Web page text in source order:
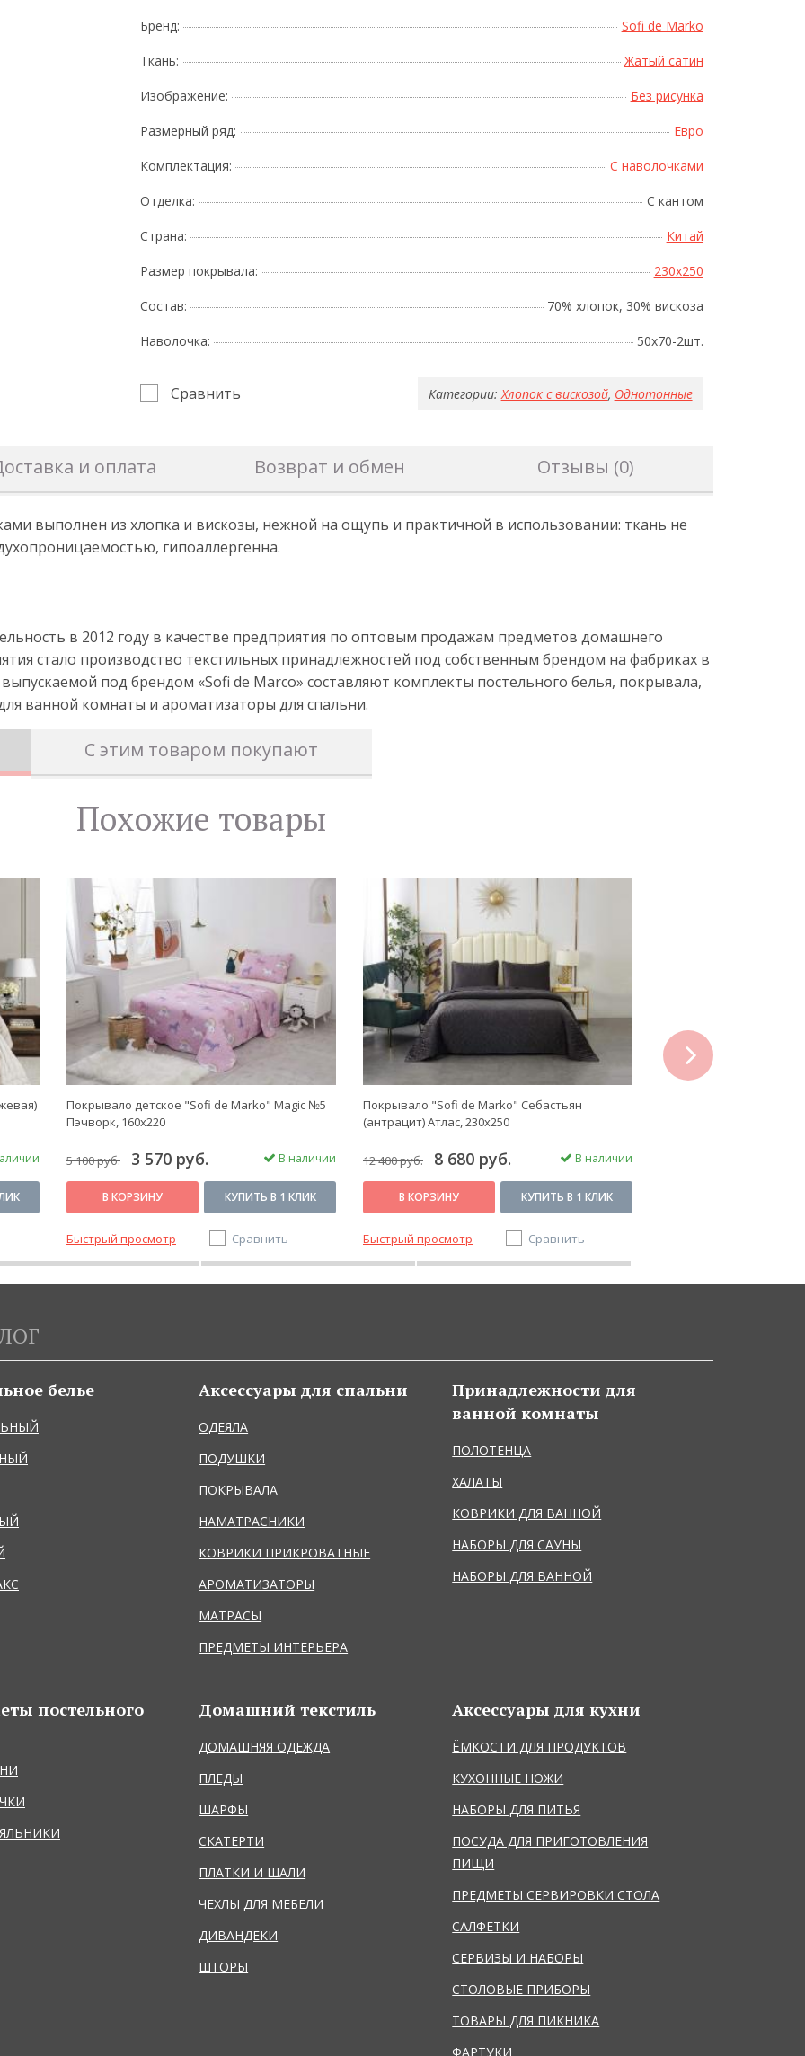
Бренд: Sofi de Marko
Ткань: Жатый сатин
Изображение: Без рисунка
Размерный ряд: Евро
Комплектация: С наволочками
Отделка: С кантом
Страна: Китай
Размер покрывала: 230x250
Состав: 70% хлопок, 30% вискоза
Наволочка: 50х70-2шт.
Сравнить Категории: Хлопок с вискозой, Однотонные
и оплата Возврат и обмен Отзывы (0)
выполнен из хлопка и вискозы, нежной на ощупь и практичной в использовании: ткань не
гипоаллергенна.
в 2012 году в качестве предприятия по оптовым продажам предметов домашнего
стало производство текстильных принадлежностей под собственным брендом на фабриках в
под брендом «Sofi de Marco» составляют комплекты постельного белья, покрывала,
ванной комнаты и ароматизаторы для спальни.
С этим товаром покупают
Похожие товары
Покрывало детское "Sofi de Marko" Magic №5
Пэчворк, 160х220
5 100 руб. 3 570 руб. В наличии
В КОРЗИНУ КУПИТЬ В 1 КЛИК
Быстрый просмотр Сравнить
Покрывало "Sofi de Marko" Себастьян
(антрацит) Атлас, 230х250
12 400 руб. 8 680 руб. В наличии
В КОРЗИНУ КУПИТЬ В 1 КЛИК
Быстрый просмотр Сравнить
next
белье Аксессуары для спальни
ОДЕЯЛА
ПОДУШКИ
ПОКРЫВАЛА
НАМАТРАСНИКИ
КОВРИКИ ПРИКРОВАТНЫЕ
АРОМАТИЗАТОРЫ
МАТРАСЫ
ПРЕДМЕТЫ ИНТЕРЬЕРА
Принадлежности для
ванной комнаты
ПОЛОТЕНЦА
ХАЛАТЫ
КОВРИКИ ДЛЯ ВАННОЙ
НАБОРЫ ДЛЯ САУНЫ
НАБОРЫ ДЛЯ ВАННОЙ
постельного
Домашний текстиль
ДОМАШНЯЯ ОДЕЖДА
ПЛЕДЫ
ШАРФЫ
СКАТЕРТИ
ПЛАТКИ И ШАЛИ
ЧЕХЛЫ ДЛЯ МЕБЕЛИ
ДИВАНДЕКИ
ШТОРЫ
Аксессуары для кухни
ЁМКОСТИ ДЛЯ ПРОДУКТОВ
КУХОННЫЕ НОЖИ
НАБОРЫ ДЛЯ ПИТЬЯ
ПОСУДА ДЛЯ ПРИГОТОВЛЕНИЯ
ПИЩИ
ПРЕДМЕТЫ СЕРВИРОВКИ СТОЛА
САЛФЕТКИ
СЕРВИЗЫ И НАБОРЫ
СТОЛОВЫЕ ПРИБОРЫ
ТОВАРЫ ДЛЯ ПИКНИКА
ФАРТУКИ